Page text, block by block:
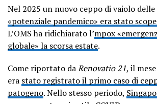
Nel 2025 un nuovo ceppo di vaiolo delle
«potenziale pandemico» era stato
L’OMS ha ridichiarato l’mpox
globale» la scorsa estate.
Come riportato daRenovatio 21, il
era stato registrato il primo caso di
patogeno. Nello stesso periodo,